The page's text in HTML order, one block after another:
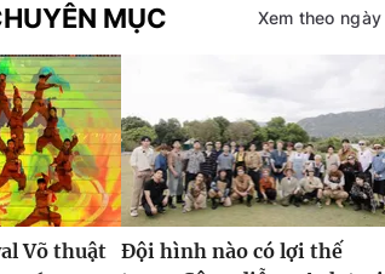
MỤC Xem theo ngày
Võ thuật
Đội hình nào có lợi thế